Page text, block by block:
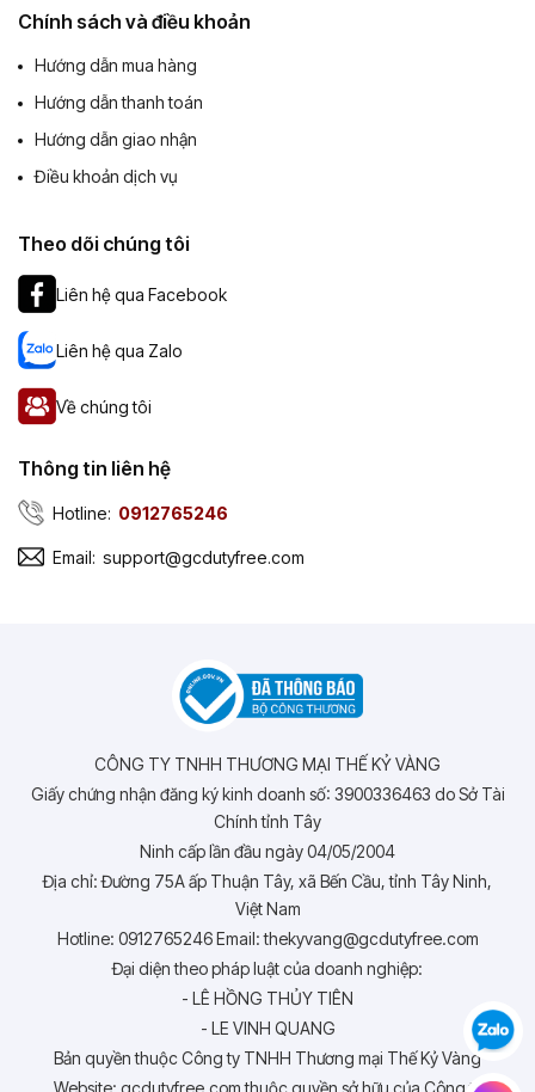
Chính sách và điều khoản
Hướng dẫn mua hàng
Hướng dẫn thanh toán
Hướng dẫn giao nhận
Điều khoản dịch vụ
Theo dõi chúng tôi
Liên hệ qua Facebook
Liên hệ qua Zalo
Về chúng tôi
Thông tin liên hệ
Hotline: 0912765246
Email: support@gcdutyfree.com
CÔNG TY TNHH THƯƠNG MẠI THẾ KỶ VÀNG
Giấy chứng nhận đăng ký kinh doanh số: 3900336463 do Sở Tài
Chính tỉnh Tây
Ninh cấp lần đầu ngày 04/05/2004
Địa chỉ: Đường 75A ấp Thuận Tây, xã Bến Cầu, tỉnh Tây Ninh,
Việt Nam
Hotline: 0912765246 Email: thekyvang@gcdutyfree.com
Đại diện theo pháp luật của doanh nghiệp:
- LÊ HỒNG THỦY TIÊN
- LE VINH QUANG
Bản quyền thuộc Công ty TNHH Thương mại Thế Kỷ Vàng
Website: gcdutyfree.com thuộc quyền sở hữu của Công ty